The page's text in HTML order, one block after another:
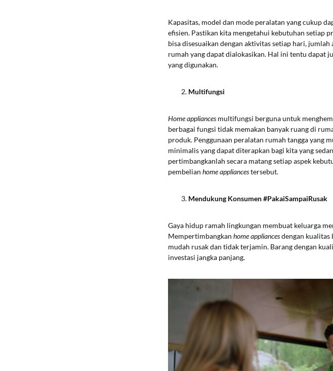
Kapasitas, model dan mode peralatan yang cukup
efisien. Pastikan kita mengetahui kebutuhan setiap
bisa disesuaikan dengan aktivitas setiap hari,
rumah yang dapat dialokasikan. Hal ini tentu dapat
yang digunakan.
Multifungsi
Home appliancesmultifungsi berguna untuk
berbagai fungsi tidak memakan banyak ruang di
produk. Penggunaan peralatan rumah tangga yang
minimalis yang dapat diterapkan bagi kita yang
pertimbangkanlah secara matang setiap aspek
pembelian home appliancestersebut.
Mendukung Konsumen #PakaiSampaiRusak
Gaya hidup ramah lingkungan membuat keluarga
Mempertimbangkan home appliancesdengan kualitas
mudah rusak dan tidak terjamin. Barang dengan
investasi jangka panjang.